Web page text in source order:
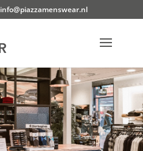
info@piazzamenswear.nl